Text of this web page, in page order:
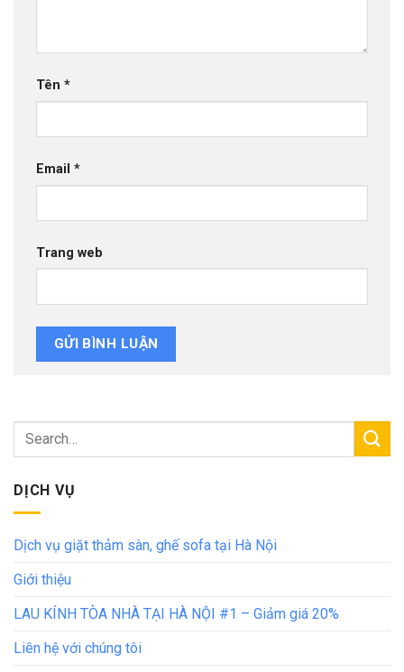
Tên *
Email *
Trang web
DỊCH VỤ
Dịch vụ giặt thảm sàn, ghế sofa tại Hà Nội
Giới thiệu
LAU KÍNH TÒA NHÀ TẠI HÀ NỘI #1 – Giảm giá 20%
Liên hệ với chúng tôi